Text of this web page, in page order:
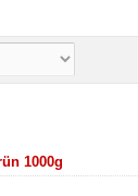
1000g